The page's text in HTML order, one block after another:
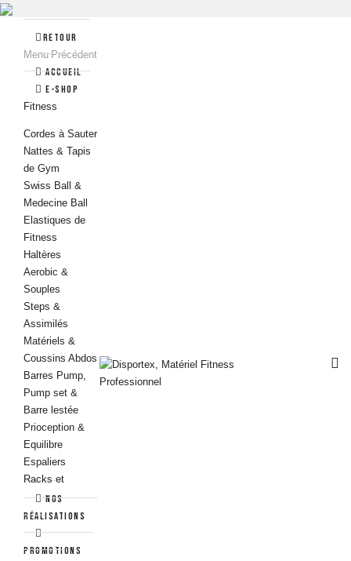
Retour
Menu Précédent
Accueil
e-Shop
Fitness
Cordes à Sauter
Nattes & Tapis
de Gym
Swiss Ball &
Medecine Ball
Elastiques de
Fitness
Haltères
Aerobic &
Souples
Steps &
Assimilés
Matériels &
Coussins Abdos
Barres Pump,
Pump set &
Barre lestée
Prioception &
Equilibre
Espaliers
Racks et
Supports
Fitness
Yoga - Pilates &
Stretching
Nos
réalisations
Promotions